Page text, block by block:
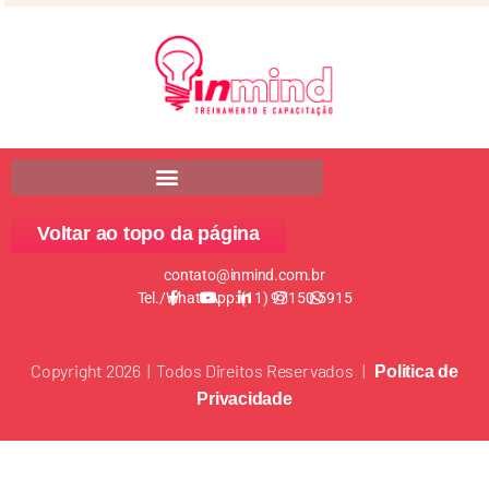
Voltar ao topo da página
contato@inmind.com.br
Tel./WhatsApp: (11) 97150-5915
Copyright 2026 | Todos Direitos Reservados |
Politica de
Privacidade